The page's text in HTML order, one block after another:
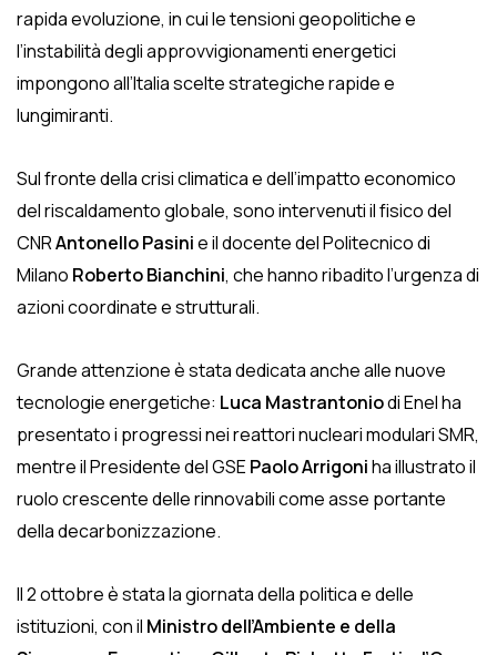
rapida evoluzione, in cui le tensioni geopolitiche e
l’instabilità degli approvvigionamenti energetici
impongono all’Italia scelte strategiche rapide e
lungimiranti.
Sul fronte della crisi climatica e dell’impatto economico
del riscaldamento globale, sono intervenuti il fisico del
CNRAntonello Pasinie il docente del Politecnico di
Milano Roberto Bianchini, che hanno ribadito l’urgenza di
azioni coordinate e strutturali.
Grande attenzione è stata dedicata anche alle nuove
tecnologie energetiche: Luca Mastrantoniodi Enel ha
presentato i progressi nei reattori nucleari modulari SMR,
mentre il Presidente del GSE Paolo Arrigoniha illustrato il
ruolo crescente delle rinnovabili come asse portante
della decarbonizzazione.
Il 2 ottobre è stata la giornata della politica e delle
istituzioni, con il Ministro dell’Ambiente e della